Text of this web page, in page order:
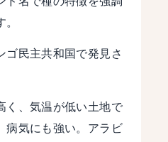
ゴ民主共和国で発見さ
く、気温が低い土地で
病気にも強い。アラビ